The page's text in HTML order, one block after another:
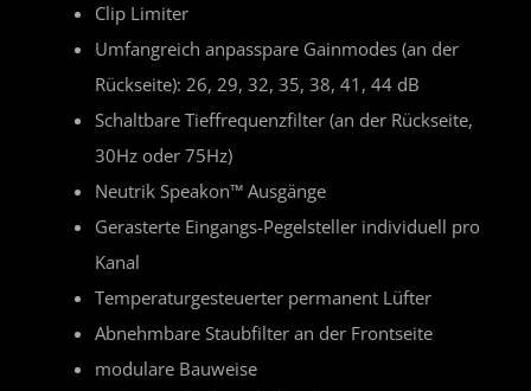
Clip Limiter
Umfangreich anpasspare Gainmodes (an der
Rückseite): 26, 29, 32, 35, 38, 41, 44 dB
Schaltbare Tieffrequenzfilter (an der Rückseite,
30Hz oder 75Hz)
Neutrik Speakon™ Ausgänge
Gerasterte Eingangs-Pegelsteller individuell pro
Kanal
Temperaturgesteuerter permanent Lüfter
Abnehmbare Staubfilter an der Frontseite
modulare Bauweise